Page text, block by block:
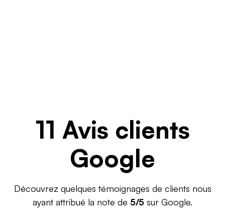
11 Avis clients
Google
Découvrez quelques témoignages de clients nous
ayant attribué la note de 5/5 sur Google.